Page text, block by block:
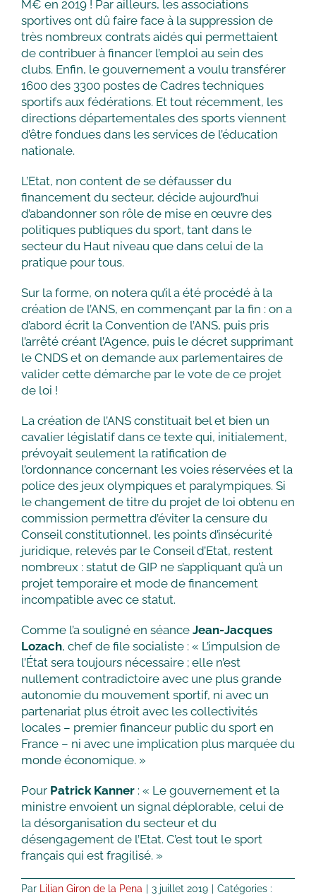
M€ en 2019 ! Par ailleurs, les associations
sportives ont dû faire face à la suppression de
très nombreux contrats aidés qui permettaient
de contribuer à financer l’emploi au sein des
clubs. Enfin, le gouvernement a voulu transférer
1600 des 3300 postes de Cadres techniques
sportifs aux fédérations. Et tout récemment, les
directions départementales des sports viennent
d’être fondues dans les services de l’éducation
nationale.
L’Etat, non content de se défausser du
financement du secteur, décide aujourd’hui
d’abandonner son rôle de mise en œuvre des
politiques publiques du sport, tant dans le
secteur du Haut niveau que dans celui de la
pratique pour tous.
Sur la forme, on notera qu’il a été procédé à la
création de l’ANS, en commençant par la fin : on a
d’abord écrit la Convention de l’ANS, puis pris
l’arrêté créant l’Agence, puis le décret supprimant
le CNDS et on demande aux parlementaires de
valider cette démarche par le vote de ce projet
de loi !
La création de l’ANS constituait bel et bien un
cavalier législatif dans ce texte qui, initialement,
prévoyait seulement la ratification de
l’ordonnance concernant les voies réservées et la
police des jeux olympiques et paralympiques. Si
le changement de titre du projet de loi obtenu en
commission permettra d’éviter la censure du
Conseil constitutionnel, les points d’insécurité
juridique, relevés par le Conseil d’Etat, restent
nombreux : statut de GIP ne s’appliquant qu’à un
projet temporaire et mode de financement
incompatible avec ce statut.
Comme l’a souligné en séance Jean-Jacques
Lozach, chef de file socialiste : « L’impulsion de
l’État sera toujours nécessaire ; elle n’est
nullement contradictoire avec une plus grande
autonomie du mouvement sportif, ni avec un
partenariat plus étroit avec les collectivités
locales – premier financeur public du sport en
France – ni avec une implication plus marquée du
monde économique. »
Pour Patrick Kanner : « Le gouvernement et la
ministre envoient un signal déplorable, celui de
la désorganisation du secteur et du
désengagement de l’Etat. C’est tout le sport
français qui est fragilisé. »
Par Lilian Giron de la Pena 3 juillet 2019
Catégories :